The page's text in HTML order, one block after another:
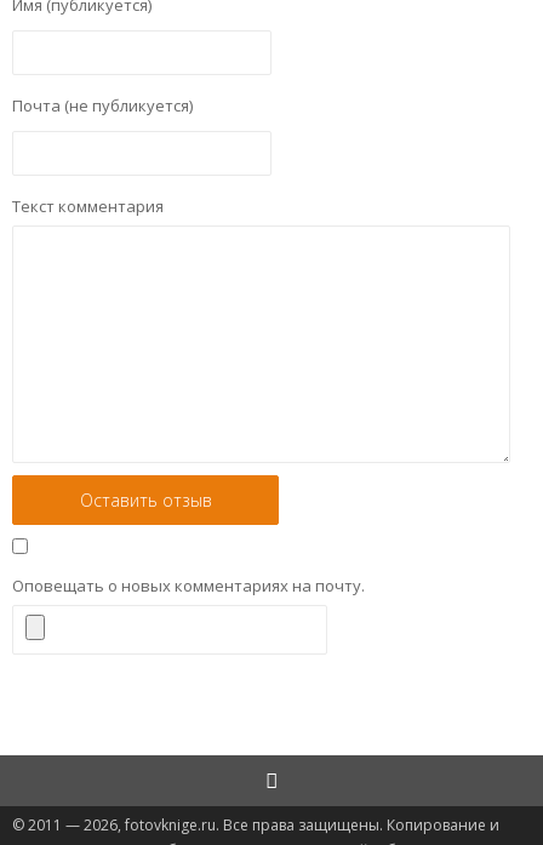
Имя (публикуется)
Почта (не публикуется)
Текст комментария
Оповещать о новых комментариях на почту.
© 2011 — 2026, fotovknige.ru. Все права защищены. Копирование и